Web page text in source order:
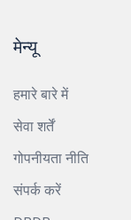
मेन्यू
हमारे बारे में
सेवा शर्तें
गोपनीयता नीति
संपर्क करें